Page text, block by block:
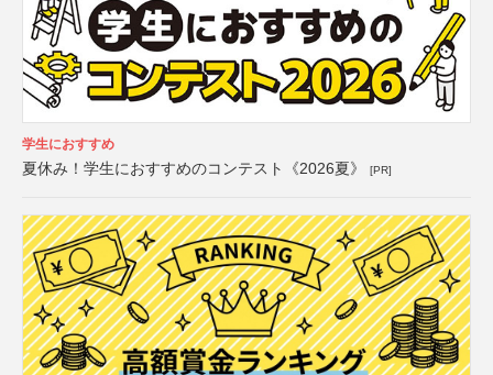
学生におすすめ
夏休み！学生におすすめのコンテスト《2026夏》 [PR]